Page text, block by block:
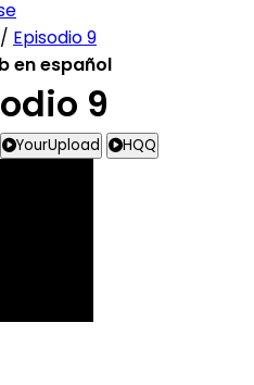
/ Episodio 9
en español
9
YourUpload HQQ